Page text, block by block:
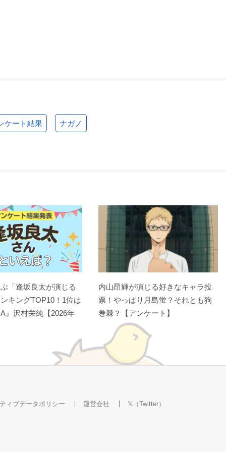
ケート結果 ナガノ
「逢坂良太が演じる
キングTOP10！1位は
A』沢村栄純【2026年
内山昂輝が演じる好きなキャラ投
票！やっぱり月島蛍？それとも狗
巻棘？【アンケート】
ィブデータポリシー 運営会社 𝕏（Twitter）